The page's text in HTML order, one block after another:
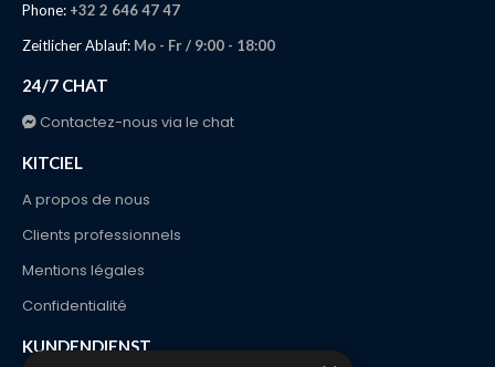
Phone: +32 2 646 47 47
Zeitlicher Ablauf: Mo - Fr / 9:00 - 18:00
24/7 CHAT
Contactez-nous via le chat
KITCIEL
A propos de nous
Clients professionnels
Mentions légales
Confidentialité
KUNDENDIENST